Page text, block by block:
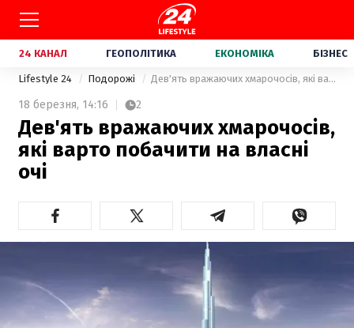
24 КАНАЛ ГЕОПОЛІТИКА ЕКОНОМІКА БІЗНЕС
Lifestyle 24 Подорожі Дев'ять вражаючих хмарочосів, які варто побачити на власні очі
18 березня, 14:16 2
Дев'ять вражаючих хмарочосів,
які варто побачити на власні
очі